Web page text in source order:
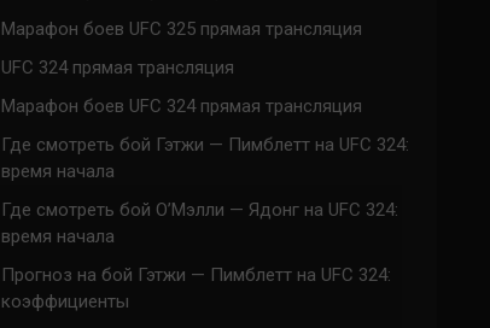
Марафон боев UFC 325 прямая трансляция
UFC 324 прямая трансляция
Марафон боев UFC 324 прямая трансляция
Где смотреть бой Гэтжи — Пимблетт на UFC 324:
время начала
Где смотреть бой О’Мэлли — Ядонг на UFC 324:
время начала
Прогноз на бой Гэтжи — Пимблетт на UFC 324:
коэффициенты